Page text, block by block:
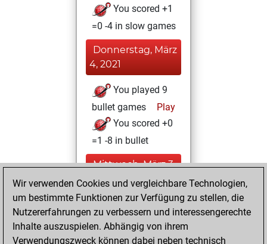
You scored +1
=0 -4 in slow games
Donnerstag, März
4, 2021
You played 9
bullet games
Play
You scored +0
=1 -8 in bullet
Mittwoch, März 3,
2021
You achieved a
BeautyScore of 13
Fritz
You
Wir verwenden Cookies und vergleichbare Technologien,
um bestimmte Funktionen zur Verfügung zu stellen, die
Nutzererfahrungen zu verbessern und interessengerechte
Inhalte auszuspielen. Abhängig von ihrem
Verwendungszweck können dabei neben technisch